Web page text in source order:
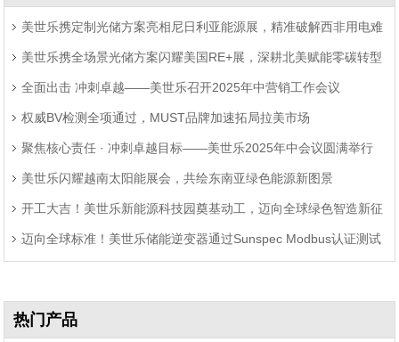
美世乐携定制光储方案亮相尼日利亚能源展，精准破解西非用电难
题 美世乐携全场景光储方案闪耀美国RE+展，深耕北美赋能零碳转型
全面出击 冲刺卓越——美世乐召开2025年中营销工作会议
权威BV检测全项通过，MUST品牌加速拓局拉美市场
聚焦核心责任 · 冲刺卓越目标——美世乐2025年中会议圆满举行
美世乐闪耀越南太阳能展会，共绘东南亚绿色能源新图景
开工大吉！美世乐新能源科技园奠基动工，迈向全球绿色智造新征
程 迈向全球标准！美世乐储能逆变器通过Sunspec Modbus认证测试
热门产品